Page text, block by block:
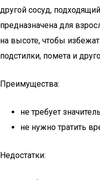
другой сосуд,
предназначена для
на высоте, чтобы
подстилки, помета и
Преимущества:
не требует
не нужно тратить
Недостатки: